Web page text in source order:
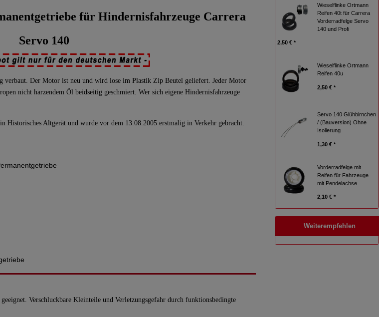
für Hindernisfahrzeuge Carrera
Servo 140
Der Motor ist neu und wird lose im Plastik Zip Beutel geliefert. Jeder Motor
nicht harzendem Öl beidseitig geschmiert. Wer sich eigene Hindernisfahrzeuge
Historisches Altgerät und wurde vor dem 13.08.2005 erstmalig in Verkehr gebracht.
Verschluckbare Kleinteile und Verletzungsgefahr durch funktionsbedingte
Wieselflinke Ortmann
Reifen 40t für Carrera
Vorderradfelge Servo
140 und Profi
2,50 € *
Wieselflinke Ortmann
Reifen 40u
2,50 € *
Servo 140 Glühbirnchen
/ (Bauversion) Ohne
Isolierung
1,30 € *
Vorderradfelge mit
Reifen für Fahrzeuge
mit Pendelachse
2,10 € *
Weiterempfehlen